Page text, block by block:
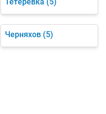
Черняхов (5)